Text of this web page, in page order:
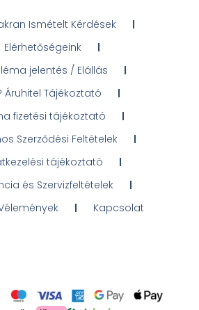
Ismételt Kérdések
Elérhetőségeink
jelentés / Elállás
Áruhitel Tájékoztató
fizetési tájékoztató
Szerződési Feltételek
tájékoztató
és Szervizfeltételek
Kapcsolat